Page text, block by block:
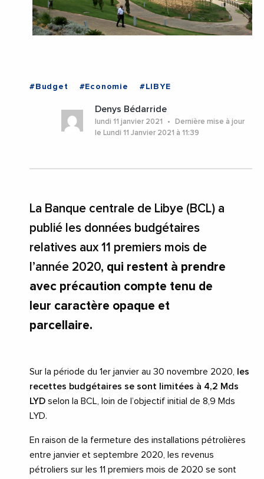
#Budget #Economie #LIBYE
Denys Bédarride
lundi 11 janvier 2021
Dernière mise à jour
le Lundi 11 Janvier 2021 à 11:39
La Banque centrale de Libye (BCL) a
publié les données budgétaires
relatives aux 11 premiers mois de
l’année 2020, qui restent à prendre
avec précaution compte tenu de
leur caractère opaque et
parcellaire.
Sur la période du 1er janvier au 30 novembre 2020,
les
recettes budgétaires se sont limitées à 4,2 Mds
LYD selon la BCL, loin de l’objectif initial de 8,9 Mds
LYD.
En raison de la fermeture des installations pétrolières
entre janvier et septembre 2020, les revenus
pétroliers sur les 11 premiers mois de 2020 se sont